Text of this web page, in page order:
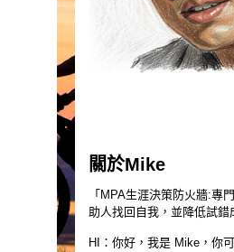
關於Mike
「MPA生涯決策防火牆:專
助人找回自我，並降低試錯
HI：你好，我是 Mike，你